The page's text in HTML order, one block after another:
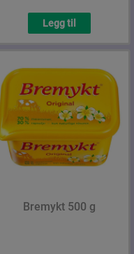
Legg til
Bremykt 500 g